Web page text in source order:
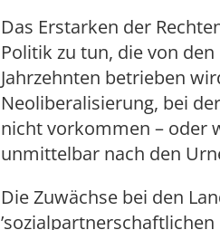
Das Erstarken der
Politik zu tun, die von
Jahrzehnten betrieben
Neoliberalisierung, bei
nicht vorkommen – oder
unmittelbar nach den
Die Zuwächse bei den